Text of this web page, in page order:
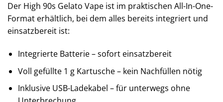
Der High 90s Gelato Vape ist im praktischen All-In-One-
Format erhältlich, bei dem alles bereits integriert und
einsatzbereit ist:
Integrierte Batterie – sofort einsatzbereit
Voll gefüllte 1 g Kartusche – kein Nachfüllen nötig
Inklusive USB-Ladekabel – für unterwegs ohne